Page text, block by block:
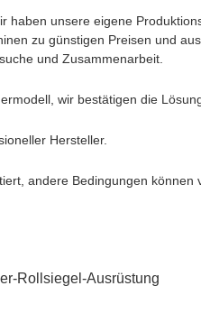
haben unsere eigene
zu günstigen Preisen und
und Zusammenarbeit.
wir bestätigen die
Hersteller.
andere Bedingungen können
Rollsiegel-Ausrüstung